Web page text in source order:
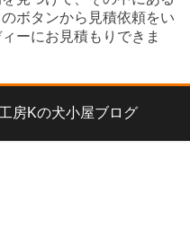
ボタンから見積依頼をい
ーにお見積もりできま
房Kの犬小屋ブログ